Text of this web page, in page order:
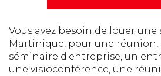
Vous avez besoin de louer une
Martinique, pour une
séminaire d'entreprise, un
une visioconférence, une